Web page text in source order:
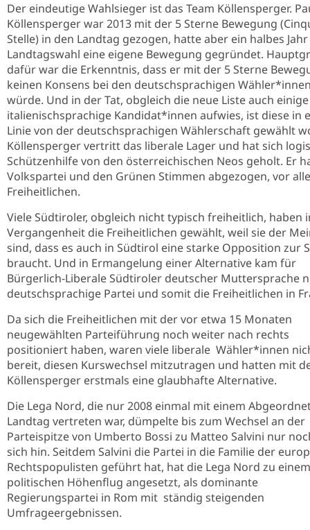
Der eindeutige Wahlsieger ist das Team Köllensperger.
Köllensperger war 2013 mit der 5 Sterne Bewegung
Stelle) in den Landtag gezogen, hatte aber ein halbes
Landtagswahl eine eigene Bewegung gegründet.
dafür war die Erkenntnis, dass er mit der 5 Sterne
keinen Konsens bei den deutschsprachigen
würde. Und in der Tat, obgleich die neue Liste auch einige
italienischsprachige Kandidat*innen aufwies, ist diese in
Linie von der deutschsprachigen Wählerschaft gewählt
Köllensperger vertritt das liberale Lager und hat sich
Schützenhilfe von den österreichischen Neos geholt. Er
Volkspartei und den Grünen Stimmen abgezogen, vor
Freiheitlichen.
Viele Südtiroler, obgleich nicht typisch freiheitlich, haben
Vergangenheit die Freiheitlichen gewählt, weil sie der
sind, dass es auch in Südtirol eine starke Opposition zur
braucht. Und in Ermangelung einer Alternative kam für
Bürgerlich-Liberale Südtiroler deutscher Muttersprache
deutschsprachige Partei und somit die Freiheitlichen in
Da sich die Freiheitlichen mit der vor etwa 15 Monaten
neugewählten Parteiführung noch weiter nach rechts
positioniert haben, waren viele liberale Wähler*innen
bereit, diesen Kurswechsel mitzutragen und hatten mit
Köllensperger erstmals eine glaubhafte Alternative.
Die Lega Nord, die nur 2008 einmal mit einem
Landtag vertreten war, dümpelte bis zum Wechsel an der
Parteispitze von Umberto Bossi zu Matteo Salvini nur
sich hin. Seitdem Salvini die Partei in die Familie der
Rechtspopulisten geführt hat, hat die Lega Nord zu einem
politischen Höhenflug angesetzt, als dominante
Regierungspartei in Rom mit ständig steigenden
Umfrageergebnissen.